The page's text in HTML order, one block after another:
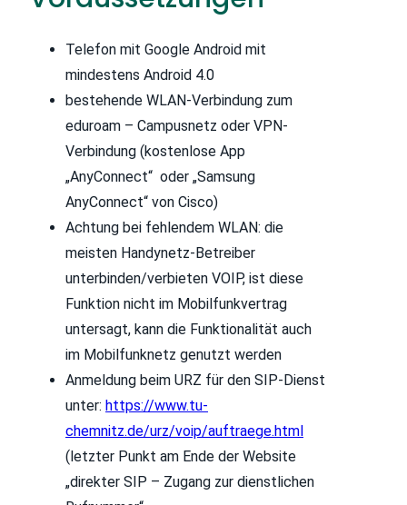
Telefon mit Google Android mit
mindestens Android 4.0
bestehende WLAN-Verbindung zum
eduroam – Campusnetz oder VPN-
Verbindung (kostenlose App
„AnyConnect“ oder „Samsung
AnyConnect“ von Cisco)
Achtung bei fehlendem WLAN: die
meisten Handynetz-Betreiber
unterbinden/verbieten VOIP, ist diese
Funktion nicht im Mobilfunkvertrag
untersagt, kann die Funktionalität auch
im Mobilfunknetz genutzt werden
Anmeldung beim URZ für den SIP-Dienst
unter: https://www.tu-
chemnitz.de/urz/voip/auftraege.html
(letzter Punkt am Ende der Website
„direkter SIP – Zugang zur dienstlichen